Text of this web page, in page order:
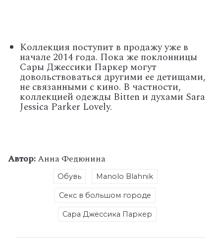
Коллекция поступит в продажу уже в
начале 2014 года. Пока же поклонницы
Сары Джессики Паркер могут
довольствоваться другими ее детищами,
не связанными с кино. В частности,
коллекцией одежды Bitten и духами Sara
Jessica Parker Lovely.
Автор:Анна Федюнина
Обувь Manolo Blahnik
Секс в большом городе
Сара Джессика Паркер